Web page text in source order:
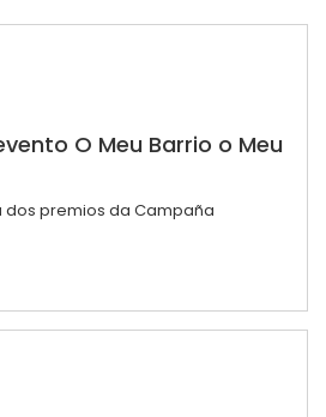
O Meu Barrio o Meu
dos premios da Campaña